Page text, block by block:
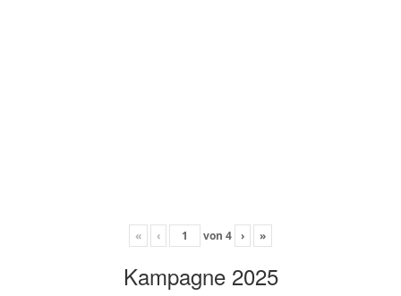
« ‹ von 4 › »
Kampagne 2025